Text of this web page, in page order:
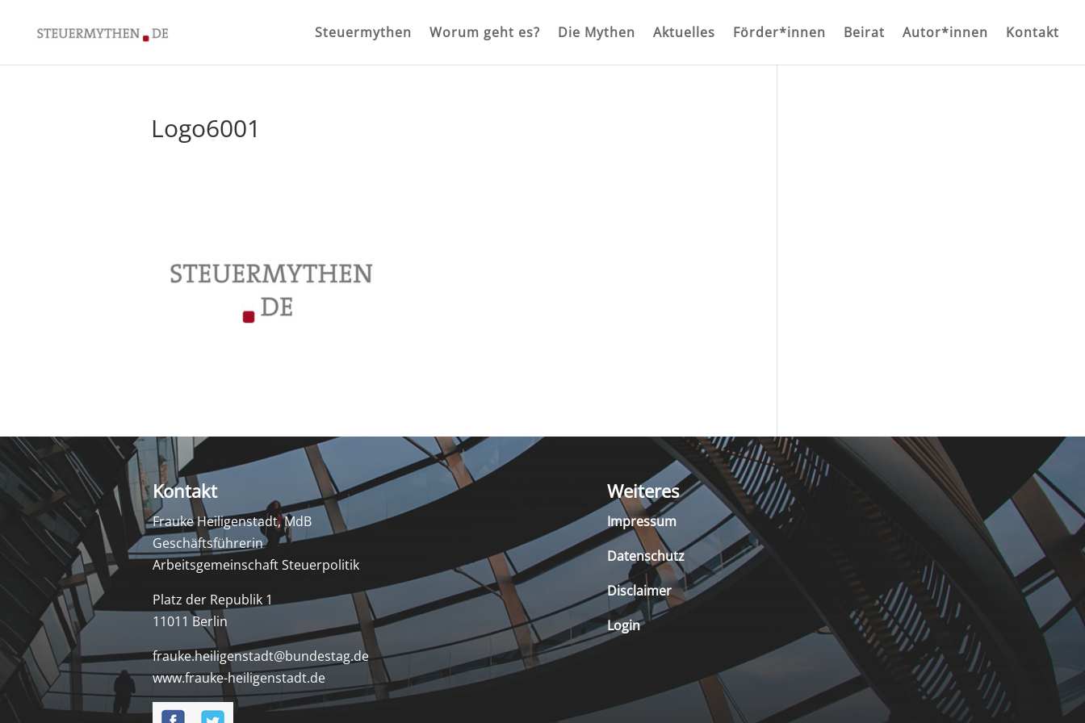
Steuermythen Worum geht es? Die Mythen Aktuelles Förder*innen Beirat Autor*innen Kontakt
Logo6001
Kontakt
Frauke Heiligenstadt, MdB
Geschäftsführerin
Arbeitsgemeinschaft Steuerpolitik
Platz der Republik 1
11011 Berlin
frauke.heiligenstadt@bundestag.de
www.frauke-heiligenstadt.de
Weiteres
Impressum
Datenschutz
Disclaimer
Login